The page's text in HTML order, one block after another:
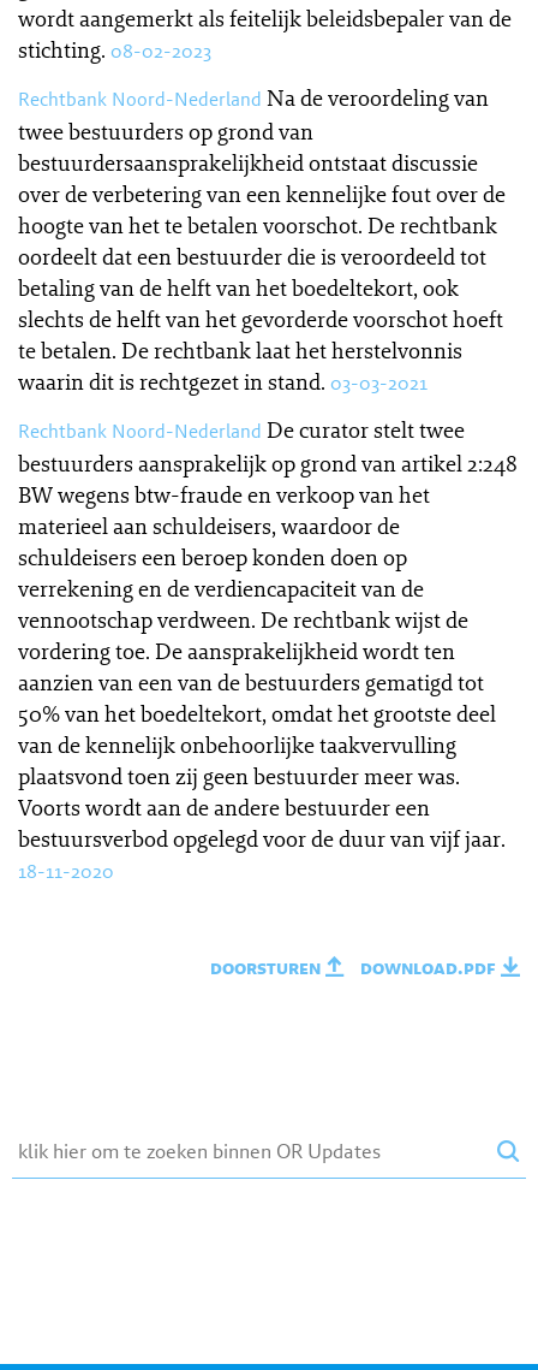
wordt aangemerkt als feitelijk beleidsbepaler van de
stichting. 08-02-2023
Rechtbank Noord-Nederland Na de veroordeling van
twee bestuurders op grond van
bestuurdersaansprakelijkheid ontstaat discussie
over de verbetering van een kennelijke fout over de
hoogte van het te betalen voorschot. De rechtbank
oordeelt dat een bestuurder die is veroordeeld tot
betaling van de helft van het boedeltekort, ook
slechts de helft van het gevorderde voorschot hoeft
te betalen. De rechtbank laat het herstelvonnis
waarin dit is rechtgezet in stand. 03-03-2021
Rechtbank Noord-Nederland De curator stelt twee
bestuurders aansprakelijk op grond van artikel 2:248
BW wegens btw-fraude en verkoop van het
materieel aan schuldeisers, waardoor de
schuldeisers een beroep konden doen op
verrekening en de verdiencapaciteit van de
vennootschap verdween. De rechtbank wijst de
vordering toe. De aansprakelijkheid wordt ten
aanzien van een van de bestuurders gematigd tot
50% van het boedeltekort, omdat het grootste deel
van de kennelijk onbehoorlijke taakvervulling
plaatsvond toen zij geen bestuurder meer was.
Voorts wordt aan de andere bestuurder een
bestuursverbod opgelegd voor de duur van vijf jaar.
18-11-2020
doorsturen download.pdf